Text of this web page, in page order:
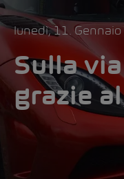
lunedì, 11.
Sulla
grazie